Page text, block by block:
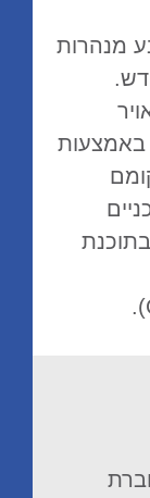
מנהרות
באמצעות
חברת